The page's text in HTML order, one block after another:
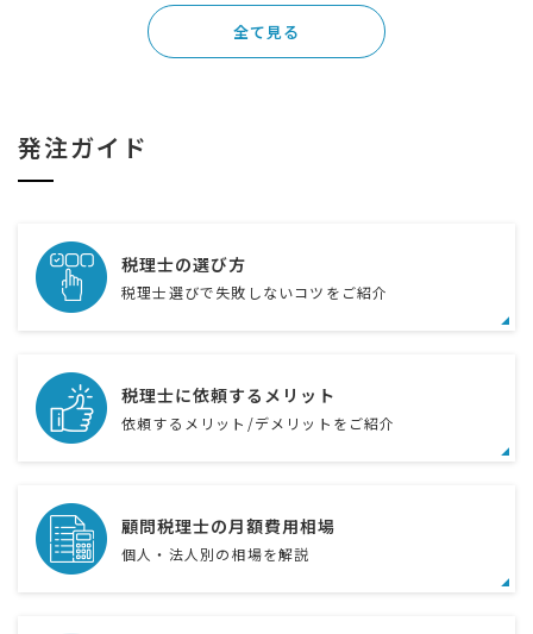
全て見る
発注ガイド
税理士の選び方
税理士選びで失敗しないコツをご紹介
税理士に依頼するメリット
依頼するメリット/デメリットをご紹介
顧問税理士の月額費用相場
個人・法人別の相場を解説